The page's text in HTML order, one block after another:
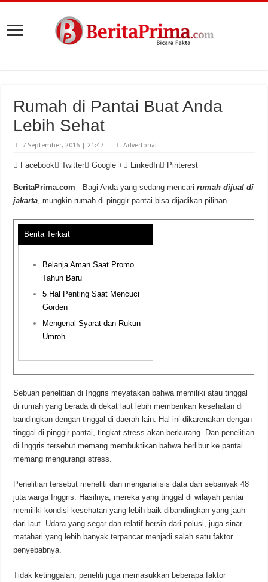
Rumah di Pantai Buat Anda
Lebih Sehat
7 September, 2016 | 21:47 Advertorial
Facebook Twitter Google + LinkedIn Pinterest
BeritaPrima.com - Bagi Anda yang sedang mencarirumah dijual di
jakarta, mungkin rumah di pinggir pantai bisa dijadikan pilihan.
Berita Terkait
Belanja Aman Saat Promo
Tahun Baru
5 Hal Penting Saat Mencuci
Gorden
Mengenal Syarat dan Rukun
Umroh
Sebuah penelitian di Inggris meyatakan bahwa memiliki atau tinggal
di rumah yang berada di dekat laut lebih memberikan kesehatan di
bandingkan dengan tinggal di daerah lain. Hal ini dikarenakan dengan
tinggal di pinggir pantai, tingkat stress akan berkurang. Dan penelitian
di Inggris tersebut memang membuktikan bahwa berlibur ke pantai
memang mengurangi stress.
Penelitian tersebut meneliti dan menganalisis data dari sebanyak 48
juta warga Inggris. Hasilnya, mereka yang tinggal di wilayah pantai
memiliki kondisi kesehatan yang lebih baik dibandingkan yang jauh
dari laut. Udara yang segar dan relatif bersih dari polusi, juga sinar
matahari yang lebih banyak terpancar menjadi salah satu faktor
penyebabnya.
Tidak ketinggalan, peneliti juga memasukkan beberapa faktor